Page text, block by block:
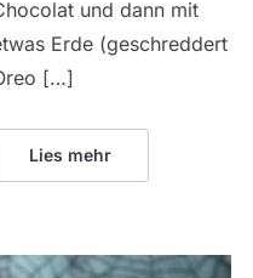
und dann mit
Erde (geschreddert
[…]
Lies mehr